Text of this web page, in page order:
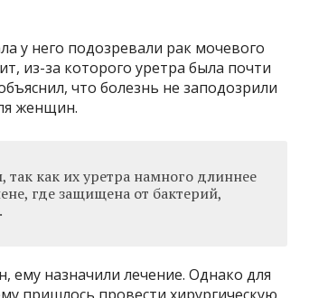
у него подозревали рак мочевого
из-за которого уретра была почти
что болезнь не заподозрили
женщин.
как их уретра намного длиннее
где защищена от бактерий,
ему назначили лечение. Однако для